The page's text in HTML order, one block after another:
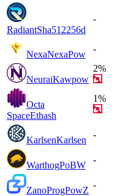
RadiantSha512256d
-
NexaNexaPow
-
NeuraiKawpow
2%
Octa
SpaceEthash
1%
KarlsenKarlsen
-
WarthogPoBW
-
ZanoProgPowZ
-